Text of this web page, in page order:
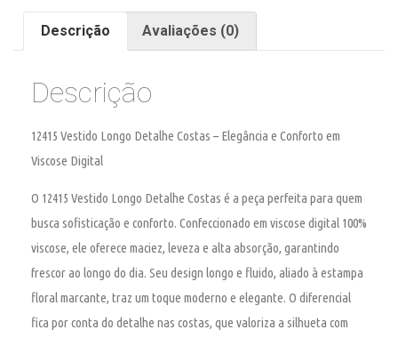
Descrição Avaliações (0)
Descrição
12415 Vestido Longo Detalhe Costas – Elegância e Conforto em
Viscose Digital
O 12415 Vestido Longo Detalhe Costas é a peça perfeita para quem
busca sofisticação e conforto. Confeccionado em viscose digital 100%
viscose, ele oferece maciez, leveza e alta absorção, garantindo
frescor ao longo do dia. Seu design longo e fluido, aliado à estampa
floral marcante, traz um toque moderno e elegante. O diferencial
fica por conta do detalhe nas costas, que valoriza a silhueta com